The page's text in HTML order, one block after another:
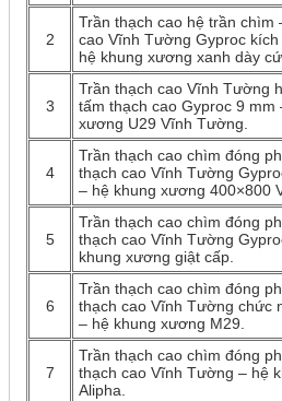
2
Trần thạch cao hệ trần chìm
cao Vĩnh Tường Gyproc
hệ khung xương xanh dày
3
Trần thạch cao Vĩnh Tường
tấm thạch cao Gyproc 9 mm
xương U29 Vĩnh Tường.
4
Trần thạch cao chìm đóng
thạch cao Vĩnh Tường
– hệ khung xương 400×800
5
Trần thạch cao chìm đóng
thạch cao Vĩnh Tường
khung xương giật cấp.
6
Trần thạch cao chìm đóng
thạch cao Vĩnh Tường chức
– hệ khung xương M29.
7
Trần thạch cao chìm đóng
thạch cao Vĩnh Tường – hệ
Alipha.